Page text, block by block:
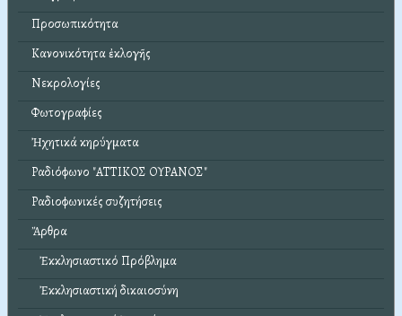
Προσωπικότητα
Κανονικότητα ἐκλογῆς
Νεκρολογίες
Φωτογραφίες
Ἠχητικά κηρύγματα
Ραδιόφωνο "ΑΤΤΙΚΟΣ ΟΥΡΑΝΟΣ"
Ραδιοφωνικές συζητήσεις
Ἄρθρα
Ἐκκλησιαστικό Πρόβλημα
Ἐκκλησιαστική δικαιοσύνη